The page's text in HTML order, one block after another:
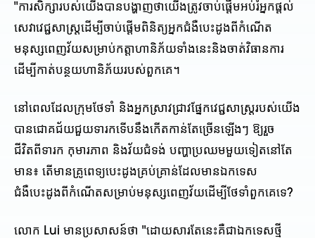
"ការសិក្សារបស់យើងបានបង្ហាញថាយើងត្រូវចាប់ផ្តើមអប់រំអ្នកផ្តល់
សេវាវេជ្ជសាស្រ្តដើម្បីចាប់ផ្តើមពិនិត្យអ្នកជំងឺបេះដូងពីកំណើត
មនុស្សពេញវ័យសម្រាប់កត្តាហានិភ័យទាំងនេះនិងចាត់វិធានការ
ដើម្បីកាត់បន្ថយហានិភ័យរបស់ពួកគេ។
នៅពេលដែលក្រុមថែទាំ និងអ្នកស្រាវជ្រាវផ្នែកវេជ្ជសាស្រ្តរបស់យើង
បានជោគជ័យជួយទារកទើបនឹងកើតកាន់តែច្រើនឡើងៗ ឱ្យរួច
ជីវិតពីទារក កុមារភាព និងវ័យជំទង់ បញ្ហាប្រឈមមួយទៀតនៅតែ
មាន៖ តើមានគ្រូពេទ្យបេះដូងគ្រប់គ្រាន់ដែលមានឯកទេស
ជំងឺបេះដូងពីកំណើតសម្រាប់មនុស្សពេញវ័យដើម្បីថែទាំពួកគេទេ?
លោក Lui មានប្រសាសន៍ថា "ដោយសារតែនេះគឺជាឯកទេសថ្មី